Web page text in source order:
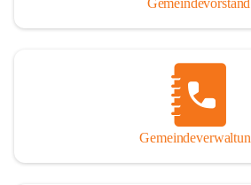
Weltkrieg ausbrach, schwang die
26 Männer an der Front, weitere 16
Von 1971 bis 1991 gehörte Wörterberg
Ollersdorf. Durch den Einsatz von
wurde Wörterberg 1991 wieder eine
Gemeindevorstand